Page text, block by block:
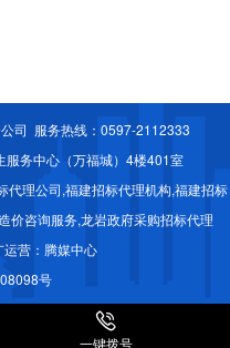
司 服务热线：0597-2112333
服务中心（万福城）4楼401室
代理公司,福建招标代理机构,福建招标
价咨询服务,龙岩政府采购招标代理
营： 腾媒中心
号

一键拨号